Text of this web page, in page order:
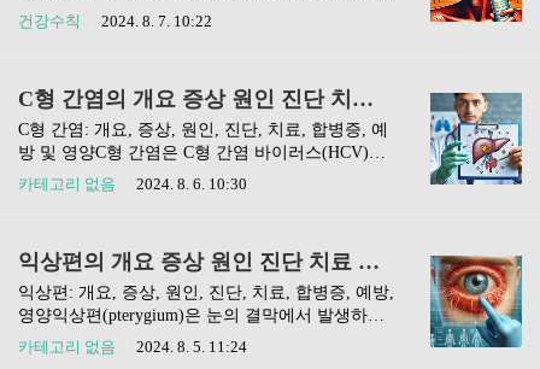
각한 질병의 징후인지 주의 깊게 살펴보아야 합니
다.심근경색, 빠른 대처가 생명을 구한다심근경색
간 이내에 병원에 도착해야 생존 확률이 높아집니
다. 가슴 통증이 가장 흔한 증상이지만..
진, 열경련 등이 포함됩니다. 이러한 질환은 특히
이 깨지면서 발생하며, 이를 예방하기 위해서는 고
온 환경에서의 주의가 필요합니다.온열질환 원인
온열질환의 주요 원인은 고온과 습도입니다. 기온
이 40도 이상으로 상승할 때, 신체는 열을 효과적으
로 방출하지 못하게 되어 다양한 증상이 나타납니
력이 떨어지기 때문에 더욱 주의가 필요합니다.온
열질환 증상온열질환의 증상은 다양합니다..
건강수칙 2024. 8. 7. 10:22
C형 간염의 개요 증상 원인 진단 치료 합병증 예방 및 영양
C형 간염: 개요, 증상, 원인, 진단, 치료, 합병증, 예
방 및 영양C형 간염은 C형 간염 바이러스(HCV)에
의해 발생하는 간 질환으로, 전 세계적으로 많은 사
요, 증상, 원인, 진단, 치료, 합병증, 예방 및 영양에
대해 자세히 알아보겠습니다. 이를 통해 C형 간염
에 대한 이해를 높이고, 예방 및 관리 방법을 제시
하고자 합니다.C형 간염의 증상C형 간염의 초기 증
상은 경미할 수 있으며, 많은 환자들이 감염된 사실
카테고리 없음 2024. 8. 6. 10:30
익상편의 개요 증상 원인 진단 치료 합병증 예방 영양 A~Z
익상편: 개요, 증상, 원인, 진단, 치료, 합병증, 예방,
영양익상편(pterygium)은 눈의 결막에서 발생하는
비정상적인 조직 성장으로, 주로 눈의 흰자위 부분
카테고리 없음 2024. 8. 5. 11:24